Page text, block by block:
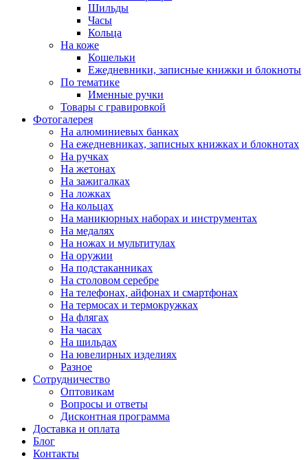
Шильды
Часы
Кольца
На коже
Кошельки
Ежедневники, записные книжки и блокноты
По тематике
Именные ручки
Товары с гравировкой
Фотогалерея
На алюминиевых банках
На ежедневниках, записных книжках и блокнотах
На ручках
На жетонах
На зажигалках
На ложках
На кольцах
На маникюрных наборах и инструментах
На медалях
На ножах и мультитулах
На оружии
На подстаканниках
На столовом серебре
На телефонах, айфонах и смартфонах
На термосах и термокружках
На флягах
На часах
На шильдах
На ювелирных изделиях
Разное
Сотрудничество
Оптовикам
Вопросы и ответы
Дисконтная программа
Доставка и оплата
Блог
Контакты